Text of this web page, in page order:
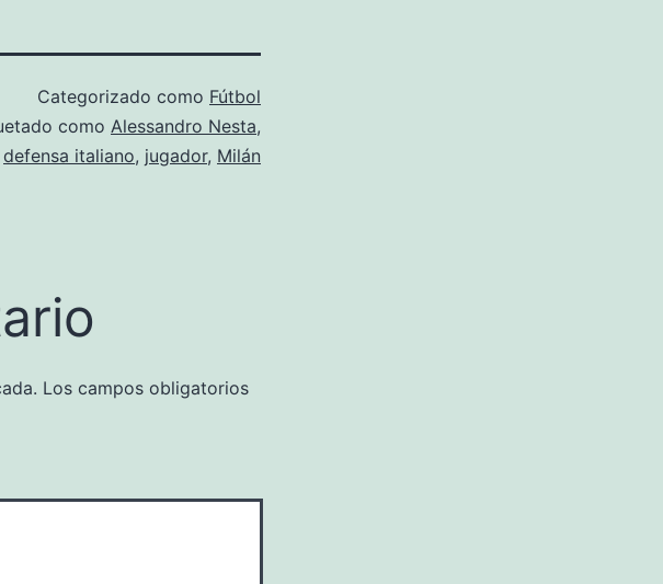
Categorizado como Fútbol
como Alessandro Nesta,
defensa italiano, jugador, Milán
Los campos obligatorios